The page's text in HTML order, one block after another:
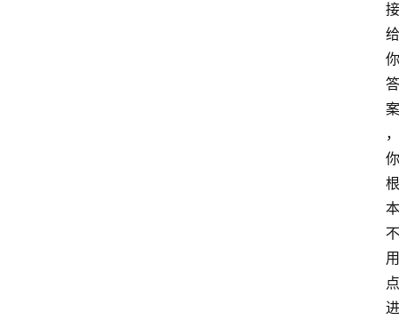
接
给
你
答
案
，
你
根
本
不
用
点
进